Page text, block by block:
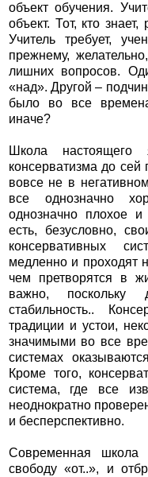
объект обучения.
объект. Тот, кто
Учитель требует,
прежнему,
лишних вопросов.
«над». Другой –
было во все
иначе?
Школа настоящего
консерватизма до
вовсе не в
все однозначно
однозначно плохое
есть, безусловно,
консервативных
медленно и проходят
чем претворятся в
важно, поскольку
стабильность..
традиции и устои,
значимыми во все
системах
Кроме того,
система, где все
неоднократно
и бесперспективно.
Современная школа
свободу «от..», и